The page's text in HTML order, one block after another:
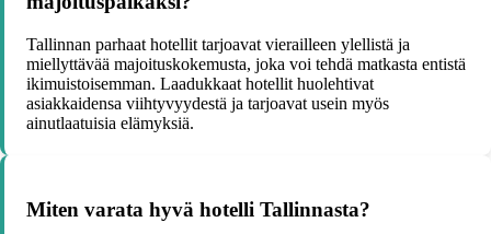
Tallinnan parhaat hotellit tarjoavat vierailleen ylellistä ja
miellyttävää majoituskokemusta, joka voi tehdä matkasta entistä
ikimuistoisemman. Laadukkaat hotellit huolehtivat
asiakkaidensa viihtyvyydestä ja tarjoavat usein myös
ainutlaatuisia elämyksiä.
Miten varata hyvä hotelli Tallinnasta?